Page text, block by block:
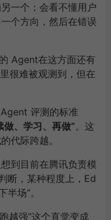
一个；会看不懂用户
个方向，然后在错误
Agent在这方面还有
很难被观测到，但在
评测的标准
做、学习、再做”。这
代际跨越。
到目前在腾讯负责模
断，某种程度上，Ed
场”。
越强”这个直觉变成